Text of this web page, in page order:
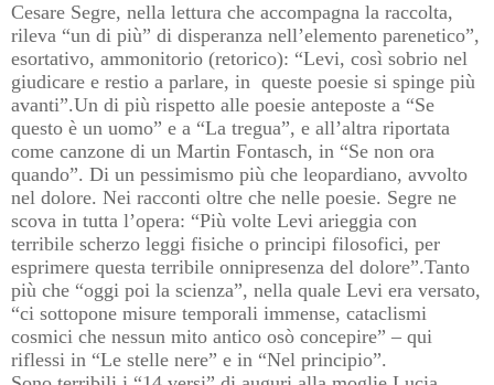
Cesare Segre, nella lettura che accompagna la raccolta,
rileva “un di più” di disperanza nell’elemento parenetico”,
esortativo, ammonitorio (retorico): “Levi, così sobrio nel
giudicare e restio a parlare, in queste poesie si spinge più
avanti”.Un di più rispetto alle poesie anteposte a “Se
questo è un uomo” e a “La tregua”, e all’altra riportata
come canzone di un Martin Fontasch, in “Se non ora
quando”. Di un pessimismo più che leopardiano, avvolto
nel dolore. Nei racconti oltre che nelle poesie. Segre ne
scova in tutta l’opera: “Più volte Levi arieggia con
terribile scherzo leggi fisiche o principi filosofici, per
esprimere questa terribile onnipresenza del dolore”.Tanto
più che “oggi poi la scienza”, nella quale Levi era versato,
“ci sottopone misure temporali immense, cataclismi
cosmici che nessun mito antico osò concepire” – qui
riflessi in “Le stelle nere” e in “Nel principio”.